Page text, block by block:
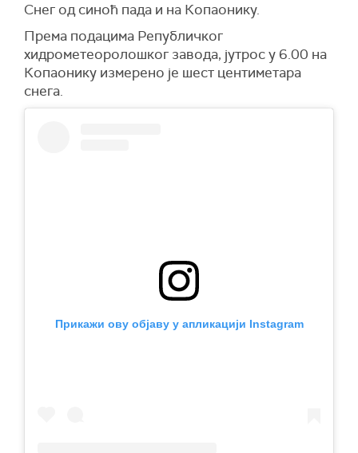
Осим проблема у саобраћају, транспорту и
другим видовима комуникације, снег може
изазвати проблеме у снабдевању
електричном енергијом, изазвати оштећења
на далеководима, али и материјалну штету на
дотрајалим крововима.
Снег од синоћ пада и на Копаонику.
Према подацима Републичког
хидрометеоролошког завода, јутрос у 6.00 на
Копаонику измерено је шест центиметара
снега.
Прикажи ову објаву у апликацији Instagram